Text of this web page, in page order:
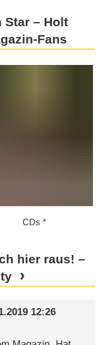
– Holt
Fans
CDs
hier raus! –
12:26